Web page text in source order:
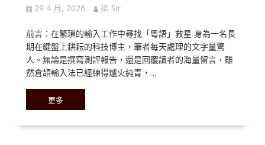
29 4 月, 2026 梁 Sir
前言：在繁瑣的輸入工作中尋找「粵語」救星 身為一名長
期在鍵盤上耕耘的科技博主，筆者每天處理的文字量驚
人。無論是撰寫測評報告，還是回覆讀者的海量留言，雖
然倉頡輸入法已經練得爐火純青，…
更多